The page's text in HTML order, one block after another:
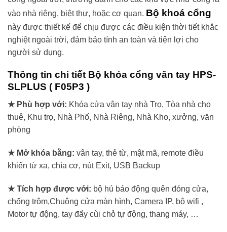
vào nhà riêng, biệt thự, hoặc cơ quan. Bộ khoá cổng
này được thiết kế để chịu được các điều kiện thời tiết khắc
nghiệt ngoài trời, đảm bảo tính an toàn và tiện lợi cho
người sử dụng.
Thông tin chi tiết Bộ khóa cổng vân tay HPS-
SLPLUS ( F05P3 )
★ Phù hợp với: Khóa cửa vân tay nhà Trọ, Tòa nhà cho
thuê, Khu trọ, Nhà Phố, Nhà Riêng, Nhà Kho, xưởng, văn
phòng
★ Mở khóa bằng: vân tay, thẻ từ, mật mã, remote điều
khiển từ xa, chìa cơ, nút Exit, USB Backup
★ Tích hợp được với: bộ hú báo động quên đóng cửa,
chống trộm,Chuông cửa màn hình, Camera IP, bộ wifi ,
Motor tự động, tay đẩy cùi chỏ tự động, thang máy, …